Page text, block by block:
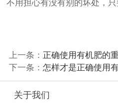
不用担心有没有别的坏处，只
上一条： 正确使用有机肥的
下一条： 怎样才是正确使用
关于我们